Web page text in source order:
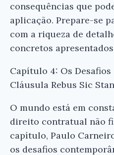
consequências que
aplicação. Prepare-se
com a riqueza de
concretos
Capítulo 4: Os
Cláusula Rebus Sic
O mundo está em
direito contratual não
capítulo, Paulo
os desafios